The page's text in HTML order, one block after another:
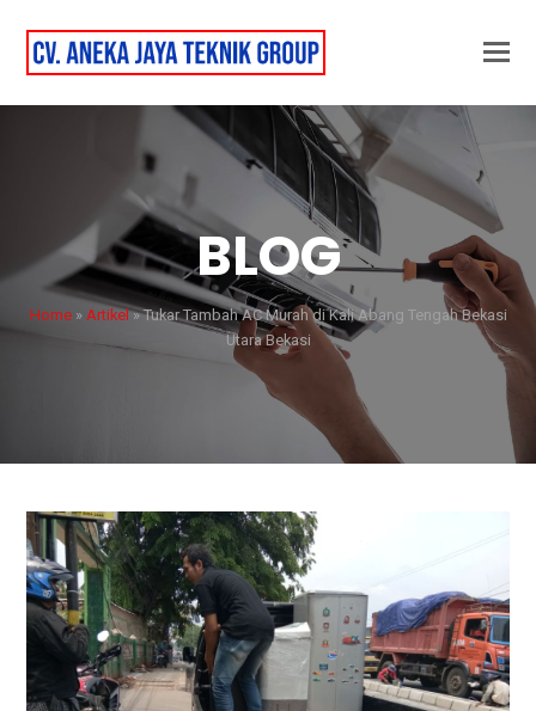
BLOG
Home» Artikel»Tukar Tambah AC Murah di Kali Abang Tengah Bekasi
Utara Bekasi